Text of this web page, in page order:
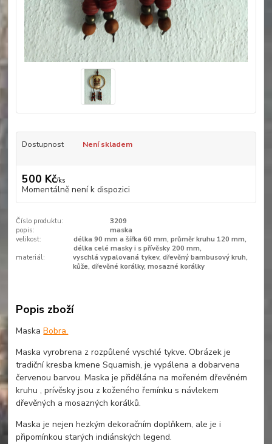
Dostupnost Není skladem
500 Kč/ks
Momentálně není k dispozici
Číslo produktu:
3209
popis:
maska
velikost:
délka 90 mm a šířka 60 mm, průměr kruhu 120 mm,
délka celé masky i s přívěsky 200 mm,
materiál:
vyschlá vypalovaná tykev, dřevěný bambusový kruh,
kůže, dřevěné korálky, mosazné korálky
Popis zboží
MaskaBobra.
Maska vyrobrena z rozpůlené vyschlé tykve. Obrázek je
tradiční kresba kmene Squamish, je vypálena a dobarvena
červenou barvou. Maska je přidělána na mořeném dřevěném
kruhu , prívěsky jsou z koženého řemínku s návlekem
dřevěných a mosazných korálků.
Maska je nejen hezkým dekoračním doplňkem, ale je i
připomínkou starých indiánských legend.